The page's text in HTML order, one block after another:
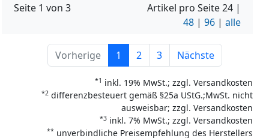
Seite 1 von 3 Artikel pro Seite24 |
48 | 96 | alle
Vorherige 1 2 3 Nächste
*1 inkl. 19% MwSt.; zzgl. Versandkosten
*2 differenzbesteuert gemäß §25a UStG.;MwSt. nicht
ausweisbar; zzgl. Versandkosten
*3 inkl. 7% MwSt.; zzgl. Versandkosten
** unverbindliche Preisempfehlung des Herstellers